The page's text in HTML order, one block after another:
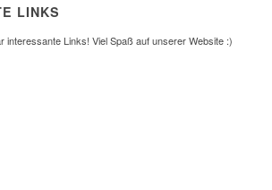
LINKS
interessante Links! Viel Spaß auf unserer Website :)